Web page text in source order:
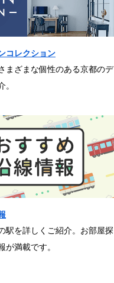
コレクション
まざまな個性のある京都のデ
。
駅を詳しくご紹介。お部屋探
が満載です。